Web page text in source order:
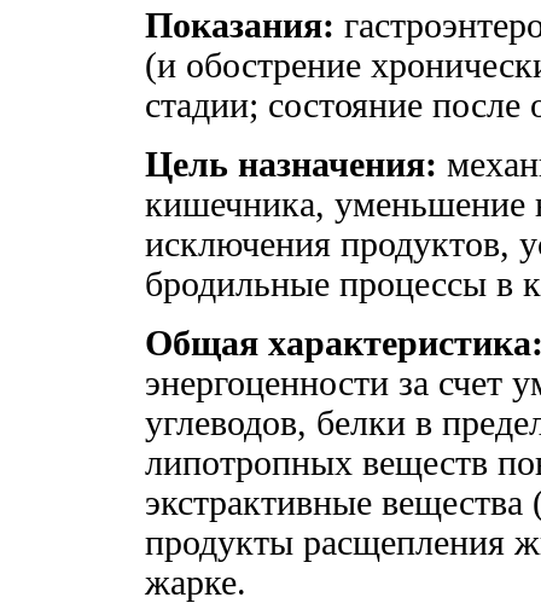
Показания:
(и обострение
стадии; состояние
Цель назначения:
кишечника, уменьшение
исключения продуктов,
бродильные процессы в
Общая
энергоценности за
углеводов, белки в
липотропных веществ
экстрактивные
продукты расщепления
жарке.